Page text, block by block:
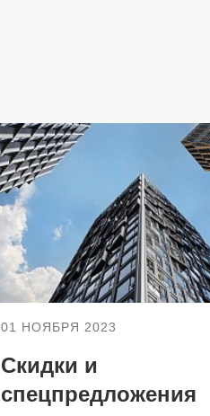
01 НОЯБРЯ 2023
Скидки и
спецпредложения